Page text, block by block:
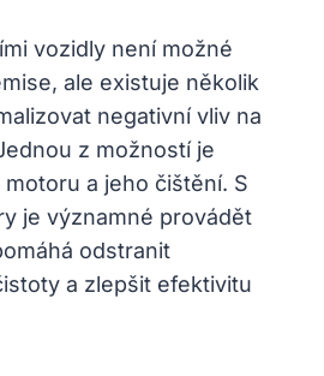
vozidly není možné
ale existuje několik
negativní vliv na
z možností je
a jeho čištění. S
je významné provádět
odstranit
a zlepšit efektivitu